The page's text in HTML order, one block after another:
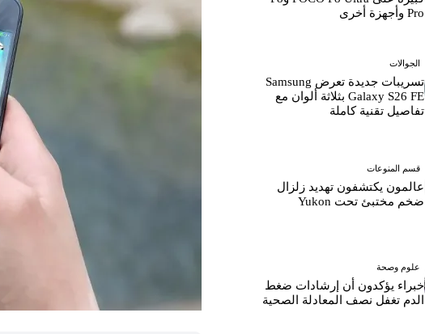
Pro وأجهزة أخرى
الجوالات
تسريبات جديدة تعرض Samsung
Galaxy S26 FE بثلاثة ألوان مع
تفاصيل تقنية كاملة
قسم المنوعات
عالمون يكتشفون تهديد زلزال
ضخم مختبئ تحت Yukon
علوم وصحة
خبراء يؤكدون أن إرشادات ضغط
الدم تغفل نصف المعادلة الصحية